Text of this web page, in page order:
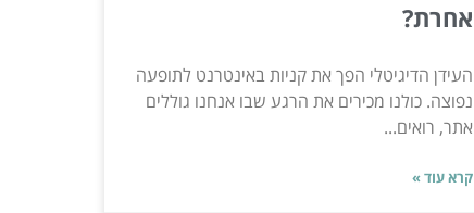
אחרת?
העידן הדיגיטלי הפך את קניות באינטרנט לתופעה
נפוצה. כולנו מכירים את הרגע שבו אנחנו גוללים
אתר, רואים...
קרא עוד »